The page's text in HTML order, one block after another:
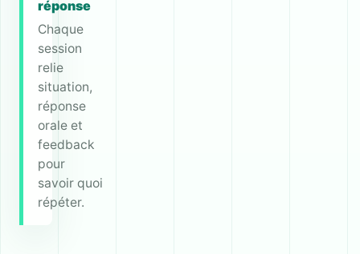
réponse
Chaque
session
relie
situation,
réponse
orale et
feedback
pour
savoir quoi
répéter.